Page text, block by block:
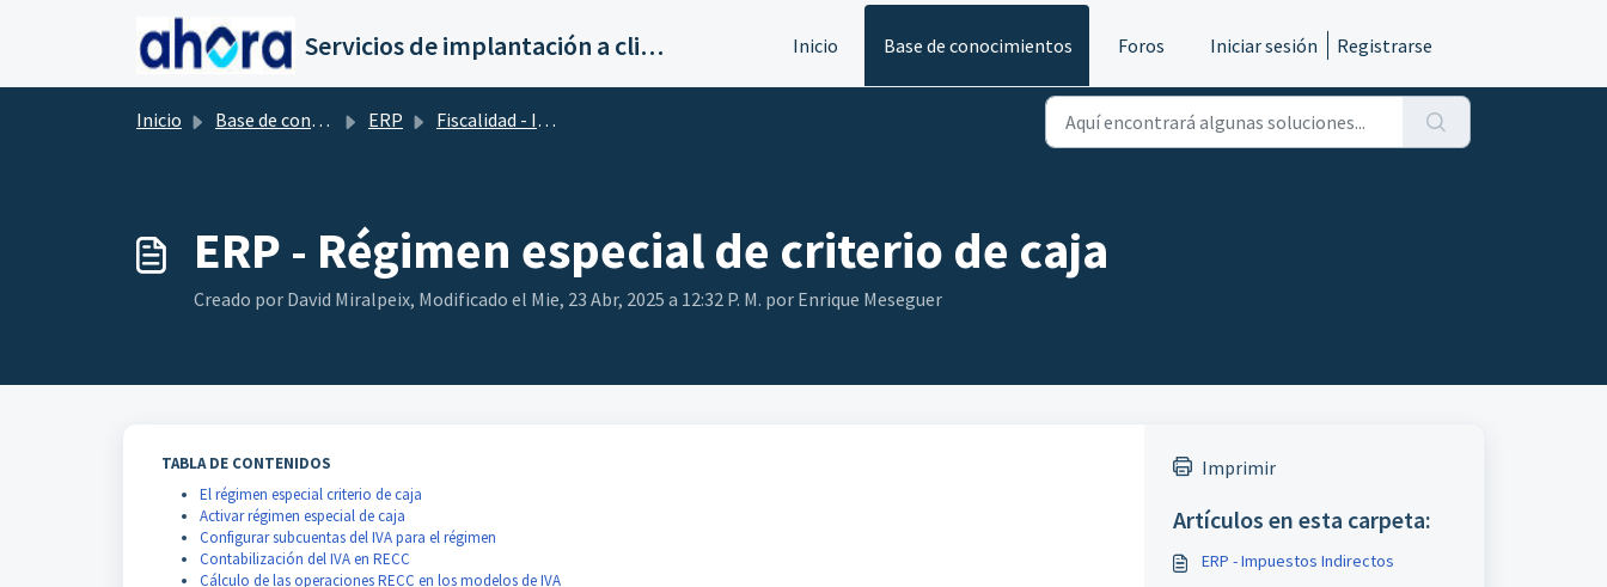
Saltar al contenido principal
Servicios de implantación a clientes de Ahora Inicio Base de conocimientos Foros Iniciar sesión Registrarse
Inicio Base de conocimientos ERP Fiscalidad - Impuestos
ERP - Régimen especial de criterio de caja
Creado por David Miralpeix, Modificado el Mie, 23 Abr, 2025 a 12:32 P. M. por Enrique Meseguer
TABLA DE CONTENIDOS
El régimen especial criterio de caja
Activar régimen especial de caja
Configurar subcuentas del IVA para el régimen
Contabilización del IVA en RECC
Cálculo de las operaciones RECC en los modelos de IVA
Imprimir
Artículos en esta carpeta:
ERP - Impuestos Indirectos